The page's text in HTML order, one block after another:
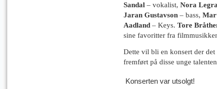
Sandal – vokalist, Nora
Jaran Gustavson – bass,
Aadland – Keys. Tore
sine favoritter fra
Dette vil bli en konsert der
fremført på disse unge
Konserten var utsolgt!